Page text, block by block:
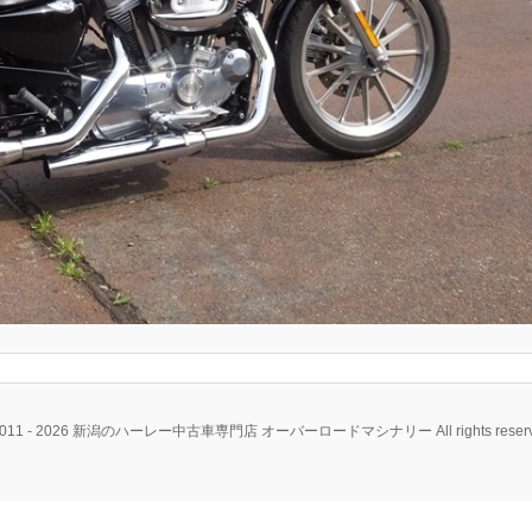
- 2026 新潟のハーレー中古車専門店 オーバーロードマシナリー All rights